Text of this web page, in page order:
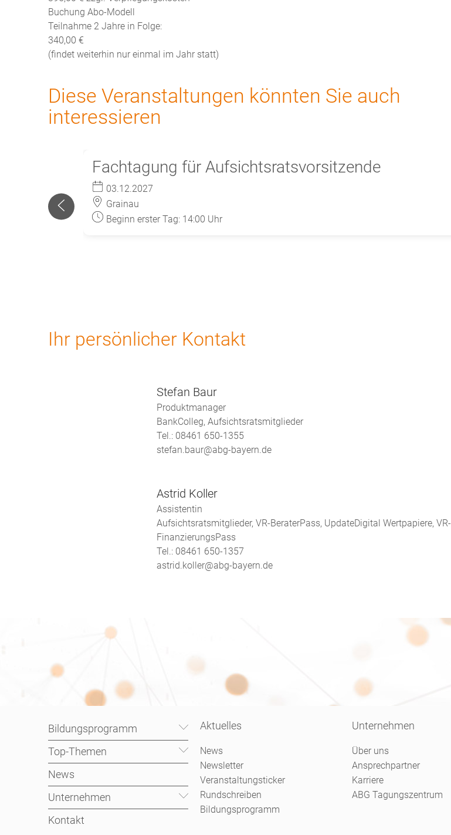
Buchung Abo-Modell
Teilnahme 2 Jahre in Folge:
340,00 €
(findet weiterhin nur einmal im Jahr statt)
Diese Veranstaltungen könnten Sie auch
interessieren
Fachtagung für Aufsichtsratsvorsitzende
03.12.2027
Grainau
Beginn erster Tag: 14:00 Uhr
Ihr persönlicher Kontakt
Stefan Baur
Produktmanager
BankColleg, Aufsichtsratsmitglieder
Tel.: 08461 650-1355
stefan.baur@abg-bayern.de
Astrid Koller
Assistentin
Aufsichtsratsmitglieder, VR-BeraterPass, UpdateDigital Wertpapiere, VR-
FinanzierungsPass
Tel.: 08461 650-1357
astrid.koller@abg-bayern.de
Bildungsprogramm
Top-Themen
News
Unternehmen
Kontakt
Aktuelles
News
Newsletter
Veranstaltungsticker
Rundschreiben
Bildungsprogramm
Unternehmen
Über uns
Ansprechpartner
Karriere
ABG Tagungszentrum